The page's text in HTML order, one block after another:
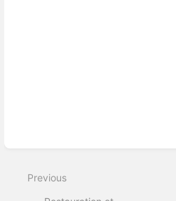
Previous